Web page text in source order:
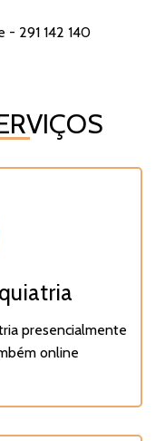
- 291 142 140
presencialmente
online